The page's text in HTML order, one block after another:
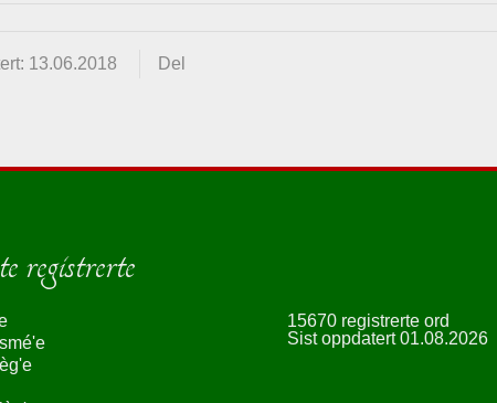
13.06.2018 Del
registrerte
15670 registrerte ord
Sist oppdatert 01.08.2026